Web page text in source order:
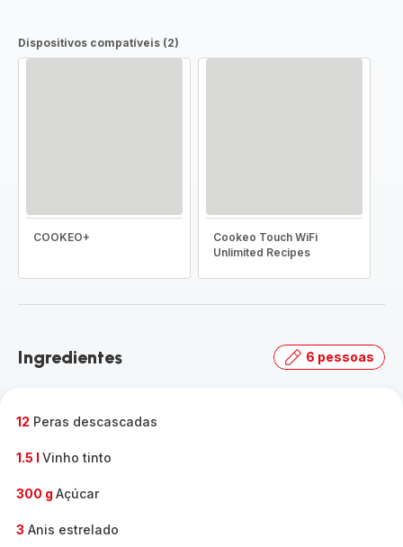
Dispositivos compatíveis (2)
COOKEO+
Cookeo Touch WiFi
Unlimited Recipes
Ingredientes 6 pessoas
12 Peras descascadas
1.5 l Vinho tinto
300 g Açúcar
3 Anis estrelado